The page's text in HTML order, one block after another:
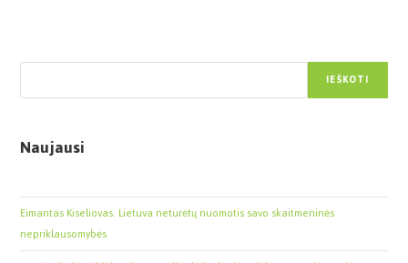
IEŠKOTI
Naujausi
Eimantas Kiseliovas. Lietuva neturėtų nuomotis savo skaitmeninės
nepriklausomybės